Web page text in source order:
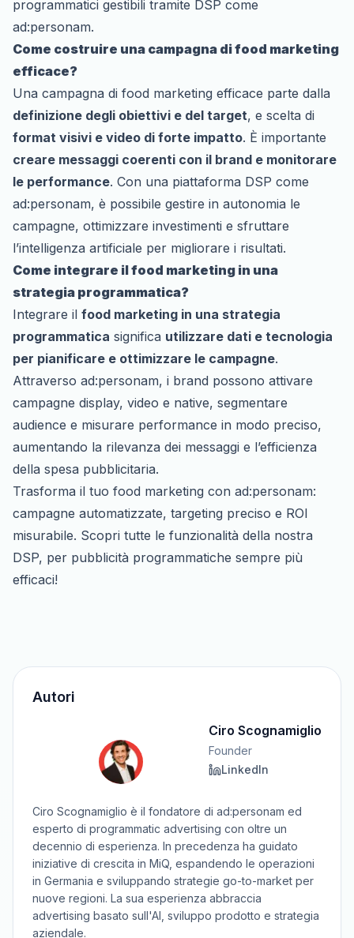
programmatici gestibili tramite DSP come
ad:personam.
Come costruire una campagna di food marketing
efficace?
Una campagna di food marketing efficace parte dalla
definizione degli obiettivi e del target, e scelta di
format visivi e video di forte impatto. È importante
creare messaggi coerenti con il brand e monitorare
le performance. Con una piattaforma DSP come
ad:personam, è possibile gestire in autonomia le
campagne, ottimizzare investimenti e sfruttare
l’intelligenza artificiale per migliorare i risultati.
Come integrare il food marketing in una
strategia programmatica?
Integrare il food marketing in una strategia
programmatica significa utilizzare dati e tecnologia
per pianificare e ottimizzare le campagne.
Attraverso ad:personam, i brand possono attivare
campagne display, video e native, segmentare
audience e misurare performance in modo preciso,
aumentando la rilevanza dei messaggi e l’efficienza
della spesa pubblicitaria.
Trasforma il tuo food marketing con ad:personam:
campagne automatizzate, targeting preciso e ROI
misurabile. Scopri tutte le funzionalità della nostra
DSP, per pubblicità programmatiche sempre più
efficaci!
Autori
Ciro Scognamiglio
Founder
LinkedIn
Ciro Scognamiglio è il fondatore di ad:personam ed
esperto di programmatic advertising con oltre un
decennio di esperienza. In precedenza ha guidato
iniziative di crescita in MiQ, espandendo le operazioni
in Germania e sviluppando strategie go-to-market per
nuove regioni. La sua esperienza abbraccia
advertising basato sull'AI, sviluppo prodotto e strategia
aziendale.